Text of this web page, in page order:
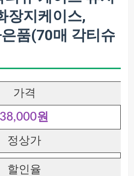
장지케이스,
품(70매 각티슈
가격
38,000원
정상가
할인율